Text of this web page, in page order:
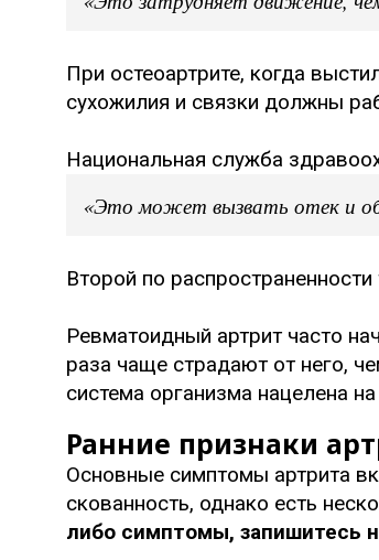
При остеоартрите, когда
сухожилия и связки должны
Национальная служба
«Это может вызвать отек и
Второй по
Ревматоидный артрит часто
раза чаще страдают от него,
система организма нацелена
Ранние признаки
Основные симптомы артрита
скованность, однако есть
либо симптомы, запишитесь